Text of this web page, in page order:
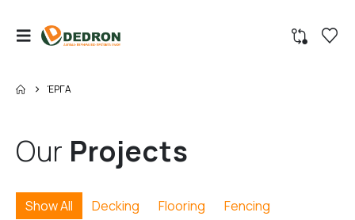
ΈΡΓΑ
Our Projects
Show All Decking Flooring Fencing